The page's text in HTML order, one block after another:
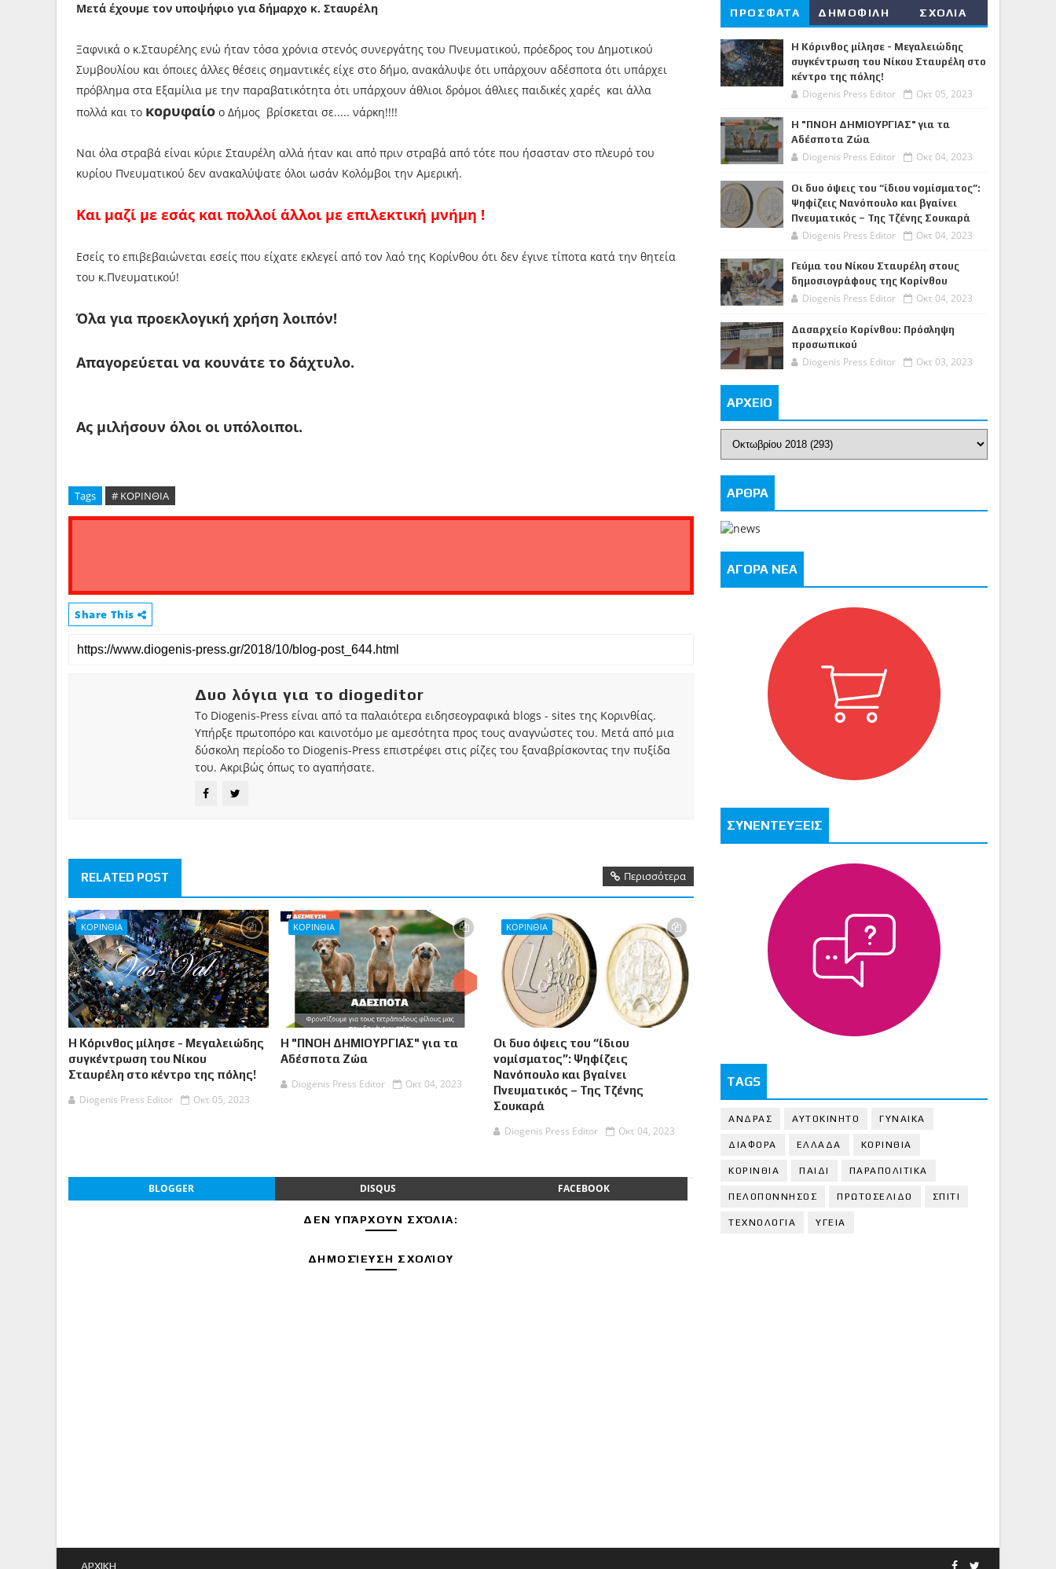
Μετά έχουμε τον υποψήφιο για δήμαρχο κ. Σταυρέλη
Ξαφνικά ο κ.Σταυρέλης ενώ ήταν τόσα χρόνια στενός συνεργάτης του Πνευματικού, πρόεδρος του Δημοτικού
Συμβουλίου και όποιες άλλες θέσεις σημαντικές είχε στο δήμο, ανακάλυψε ότι υπάρχουν αδέσποτα ότι υπάρχει
πρόβλημα στα Εξαμίλια με την παραβατικότητα ότι υπάρχουν άθλιοι δρόμοι άθλιες παιδικές χαρές και άλλα
πολλά και το κορυφαίο ο Δήμος βρίσκεται σε..... νάρκη!!!!
Ναι όλα στραβά είναι κύριε Σταυρέλη αλλά ήταν και από πριν στραβά από τότε που ήσασταν στο πλευρό του
κυρίου Πνευματικού δεν ανακαλύψατε όλοι ωσάν Κολόμβοι την Αμερική.
Και μαζί με εσάς και πολλοί άλλοι με επιλεκτική μνήμη !
Εσείς το επιβεβαιώνεται εσείς που είχατε εκλεγεί από τον λαό της Κορίνθου ότι δεν έγινε τίποτα κατά την θητεία
του κ.Πνευματικού!
Όλα για προεκλογική χρήση λοιπόν!
Απαγορεύεται να κουνάτε το δάχτυλο.
Ας μιλήσουν όλοι οι υπόλοιποι.
Tags # ΚΟΡΙΝΘΙΑ
Share This
Δυο λόγια για το diogeditor
Το Diogenis-Press είναι από τα παλαιότερα ειδησεογραφικά blogs - sites της Κορινθίας.
Υπήρξε πρωτοπόρο και καινοτόμο με αμεσότητα προς τους αναγνώστες του. Μετά από μια
δύσκολη περίοδο το Diogenis-Press επιστρέφει στις ρίζες του ξαναβρίσκοντας την πυξίδα
του. Ακριβώς όπως το αγαπήσατε.
RELATED POST Περισσότερα
ΚΟΡΙΝΘΙΑ
Η Κόρινθος μίλησε - Μεγαλειώδης
συγκέντρωση του Νίκου
Σταυρέλη στο κέντρο της πόλης!
Diogenis Press Editor
Οκτ 05, 2023
ΚΟΡΙΝΘΙΑ
Η "ΠΝΟΗ ΔΗΜΙΟΥΡΓΙΑΣ" για τα
Αδέσποτα Ζώα
Diogenis Press Editor
Οκτ 04, 2023
ΚΟΡΙΝΘΙΑ
Οι δυο όψεις του “ίδιου
νομίσματος”: Ψηφίζεις
Νανόπουλο και βγαίνει
Πνευματικός – Της Τζένης
Σουκαρά
Diogenis Press Editor
Οκτ 04, 2023
BLOGGER DISQUS FACEBOOK
ΔΕΝ ΥΠΆΡΧΟΥΝ ΣΧΌΛΙΑ:
ΔΗΜΟΣΊΕΥΣΗ ΣΧΟΛΊΟΥ
ΠΡΟΣΦΑΤΑ ΔΗΜΟΦΙΛΗ ΣΧΟΛΙΑ
Η Κόρινθος μίλησε - Μεγαλειώδης
συγκέντρωση του Νίκου Σταυρέλη στο
κέντρο της πόλης!
Diogenis Press Editor Οκτ 05, 2023
Η "ΠΝΟΗ ΔΗΜΙΟΥΡΓΙΑΣ" για τα
Αδέσποτα Ζώα
Diogenis Press Editor Οκτ 04, 2023
Οι δυο όψεις του “ίδιου νομίσματος”:
Ψηφίζεις Νανόπουλο και βγαίνει
Πνευματικός – Της Τζένης Σουκαρά
Diogenis Press Editor Οκτ 04, 2023
Γεύμα του Νίκου Σταυρέλη στους
δημοσιογράφους της Κορίνθου
Diogenis Press Editor Οκτ 04, 2023
Δασαρχείο Κορίνθου: Πρόσληψη
προσωπικού
Diogenis Press Editor Οκτ 03, 2023
ΑΡΧΕΙΟ
ΑΡΘΡΑ
ΑΓΟΡΑ ΝΕΑ
ΣΥΝΕΝΤΕΥΞΕΙΣ
TAGS
ΑΝΔΡΑΣ ΑΥΤΟΚΙΝΗΤΟ ΓΥΝΑΙΚΑ
ΔΙΑΦΟΡΑ ΕΛΛΑΔΑ ΚΟΡΙΝΘΙΑ
ΚΟΡΙΝΘΙA ΠΑΙΔΙ ΠΑΡΑΠΟΛΙΤΙΚΑ
ΠΕΛΟΠΟΝΝΗΣΟΣ ΠΡΩΤΟΣΕΛΙΔΟ ΣΠΙΤΙ
ΤΕΧΝΟΛΟΓΙΑ ΥΓΕΙΑ
ΑΡΧΙΚΗ